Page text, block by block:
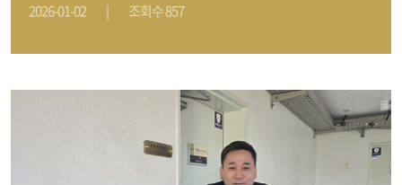
2026-01-02 | 조회수 857